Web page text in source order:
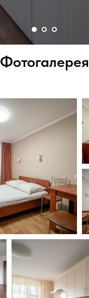
Фотогалерея